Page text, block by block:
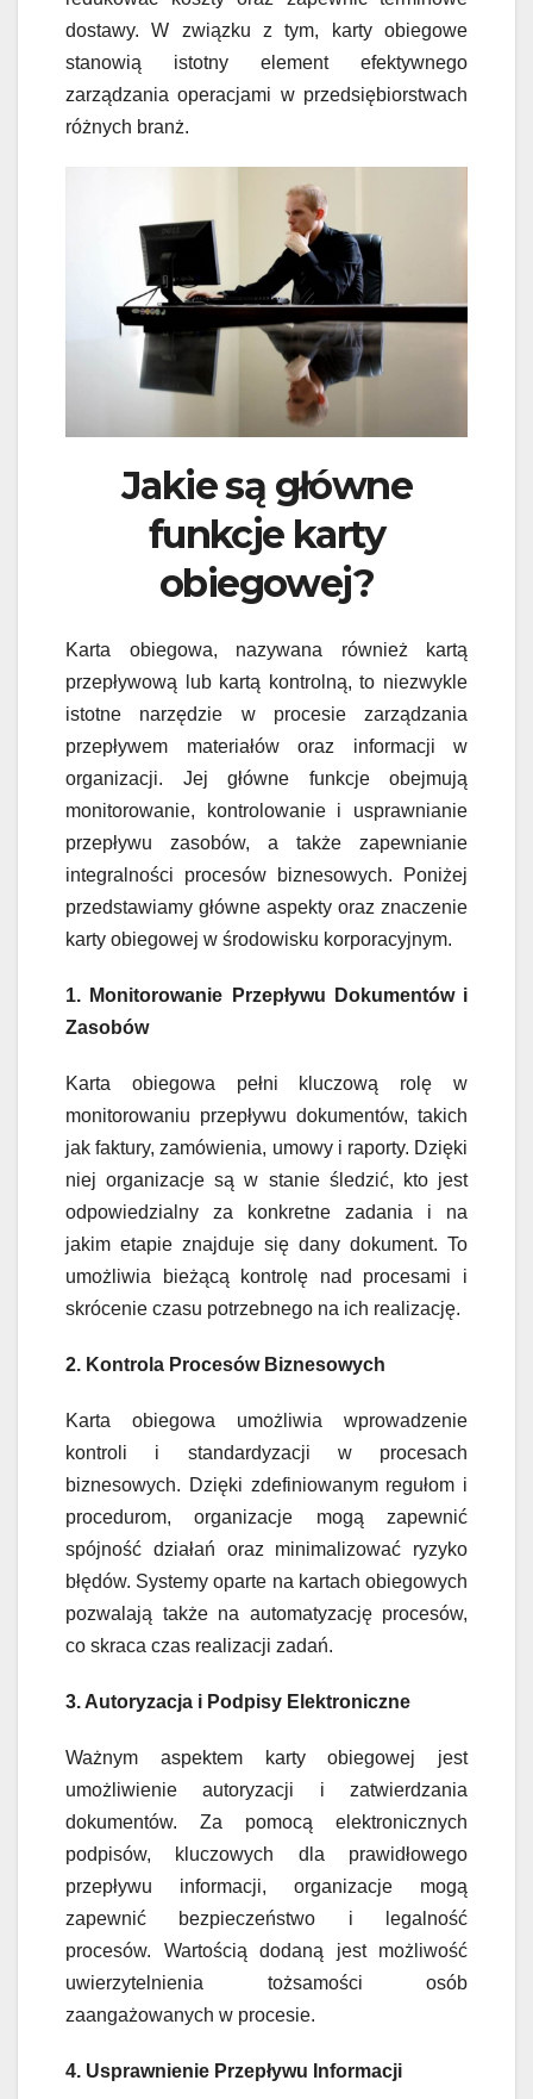
dostawy. W związku z tym, karty obiegowe
stanowią istotny element efektywnego
zarządzania operacjami w przedsiębiorstwach
różnych branż.
Jakie są główne
funkcje karty
obiegowej?
Karta obiegowa, nazywana również kartą
przepływową lub kartą kontrolną, to niezwykle
istotne narzędzie w procesie zarządzania
przepływem materiałów oraz informacji w
organizacji. Jej główne funkcje obejmują
monitorowanie, kontrolowanie i usprawnianie
przepływu zasobów, a także zapewnianie
integralności procesów biznesowych. Poniżej
przedstawiamy główne aspekty oraz znaczenie
karty obiegowej w środowisku korporacyjnym.
1. Monitorowanie Przepływu Dokumentów i
Zasobów
Karta obiegowa pełni kluczową rolę w
monitorowaniu przepływu dokumentów, takich
jak faktury, zamówienia, umowy i raporty. Dzięki
niej organizacje są w stanie śledzić, kto jest
odpowiedzialny za konkretne zadania i na
jakim etapie znajduje się dany dokument. To
umożliwia bieżącą kontrolę nad procesami i
skrócenie czasu potrzebnego na ich realizację.
2. Kontrola Procesów Biznesowych
Karta obiegowa umożliwia wprowadzenie
kontroli i standardyzacji w procesach
biznesowych. Dzięki zdefiniowanym regułom i
procedurom, organizacje mogą zapewnić
spójność działań oraz minimalizować ryzyko
błędów. Systemy oparte na kartach obiegowych
pozwalają także na automatyzację procesów,
co skraca czas realizacji zadań.
3. Autoryzacja i Podpisy Elektroniczne
Ważnym aspektem karty obiegowej jest
umożliwienie autoryzacji i zatwierdzania
dokumentów. Za pomocą elektronicznych
podpisów, kluczowych dla prawidłowego
przepływu informacji, organizacje mogą
zapewnić bezpieczeństwo i legalność
procesów. Wartością dodaną jest możliwość
uwierzytelnienia tożsamości osób
zaangażowanych w procesie.
4. Usprawnienie Przepływu Informacji